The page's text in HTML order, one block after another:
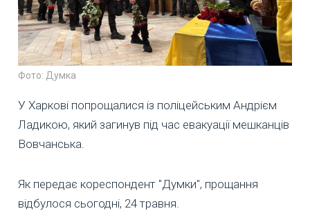
Фото: Думка
У Харкові попрощалися із поліцейським Андрієм
Ладикою, який загинув під час евакуації мешканців
Вовчанська.
Як передає кореспондент "Думки", прощання
відбулося сьогодні, 24 травня.